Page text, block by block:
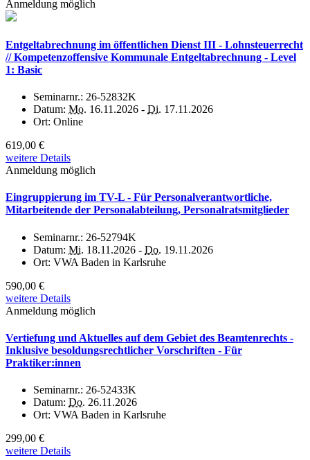
Anmeldung möglich
Entgeltabrechnung im öffentlichen Dienst III - Lohnsteuerrecht
// Kompetenzoffensive Kommunale Entgeltabrechnung - Level
1: Basic
Seminarnr.: 26-52832K
Datum: Mo. 16.11.2026 - Di. 17.11.2026
Ort: Online
619,00 €
weitere Details
Anmeldung möglich
Eingruppierung im TV-L - Für Personalverantwortliche,
Mitarbeitende der Personalabteilung, Personalratsmitglieder
Seminarnr.: 26-52794K
Datum: Mi. 18.11.2026 - Do. 19.11.2026
Ort: VWA Baden in Karlsruhe
590,00 €
weitere Details
Anmeldung möglich
Vertiefung und Aktuelles auf dem Gebiet des Beamtenrechts -
Inklusive besoldungsrechtlicher Vorschriften - Für
Praktiker:innen
Seminarnr.: 26-52433K
Datum: Do. 26.11.2026
Ort: VWA Baden in Karlsruhe
299,00 €
weitere Details